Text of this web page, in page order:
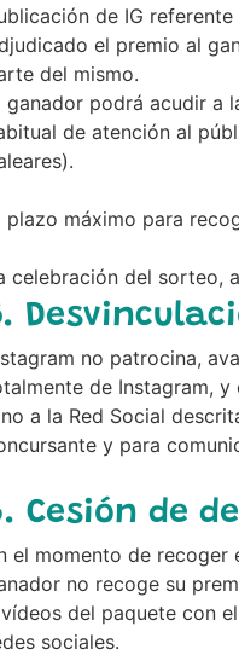
de IG
el premio al
del mismo.
ganador podrá acudir a
de atención al
plazo máximo para
celebración del sorteo,
no patrocina,
de Instagram,
a la Red Social
y para
Cesión de
el momento de
no recoge su
del paquete con
sociales.